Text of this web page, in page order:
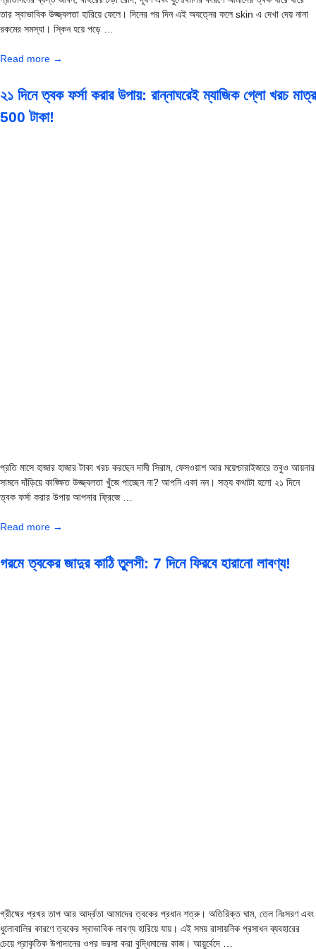
তার স্বাভাবিক উজ্জ্বলতা হারিয়ে ফেলে। দিনের পর দিন এই অযত্নের ফলে skin এ দেখা দেয় নানা
রকমের সমস্যা। স্কিন হয়ে পড়ে …
Read more →
২১ দিনে ত্বক ফর্সা করার উপায়: রান্নাঘরেই ম্যাজিক গ্লো খরচ মাত্র
500 টাকা!
প্রতি মাসে হাজার হাজার টাকা খরচ করছেন দামী সিরাম, ফেসওয়াশ আর ময়েশ্চারাইজারে তবুও আয়নার
সামনে দাঁড়িয়ে কাঙ্ক্ষিত উজ্জ্বলতা খুঁজে পাচ্ছেন না? আপনি একা নন। সত্য কথাটা হলো ২১ দিনে
ত্বক ফর্সা করার উপায় আপনার ফ্রিজে …
Read more →
গরমে ত্বকের জাদুর কাঠি তুলসী: 7 দিনে ফিরবে হারানো লাবণ্য!
গ্রীষ্মের প্রখর তাপ আর আর্দ্রতা আমাদের ত্বকের প্রধান শত্রু। অতিরিক্ত ঘাম, তেল নিঃসরণ এবং
ধুলোবালির কারণে ত্বকের স্বাভাবিক লাবণ্য হারিয়ে যায়। এই সময় রাসায়নিক প্রসাধন ব্যবহারের
চেয়ে প্রাকৃতিক উপাদানের ওপর ভরসা করা বুদ্ধিমানের কাজ। আয়ুর্বেদে …